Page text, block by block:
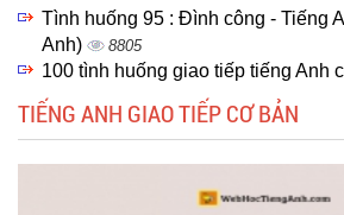
Tình huống 95 : Đình công - Tiếng
Anh)
8805
100 tình huống giao tiếp tiếng Anh
TIẾNG ANH GIAO TIẾP CƠ BẢN